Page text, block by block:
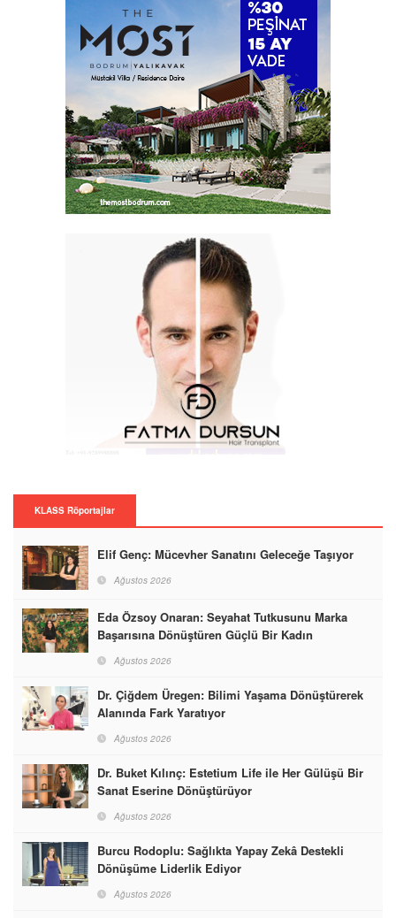
KLASS Röportajlar
Elif Genç: Mücevher Sanatını Geleceğe Taşıyor
Ağustos 2026
Eda Özsoy Onaran: Seyahat Tutkusunu Marka
Başarısına Dönüştüren Güçlü Bir Kadın
Ağustos 2026
Dr. Çiğdem Üregen: Bilimi Yaşama Dönüştürerek
Alanında Fark Yaratıyor
Ağustos 2026
Dr. Buket Kılınç: Estetium Life ile Her Gülüşü Bir
Sanat Eserine Dönüştürüyor
Ağustos 2026
Burcu Rodoplu: Sağlıkta Yapay Zekâ Destekli
Dönüşüme Liderlik Ediyor
Ağustos 2026